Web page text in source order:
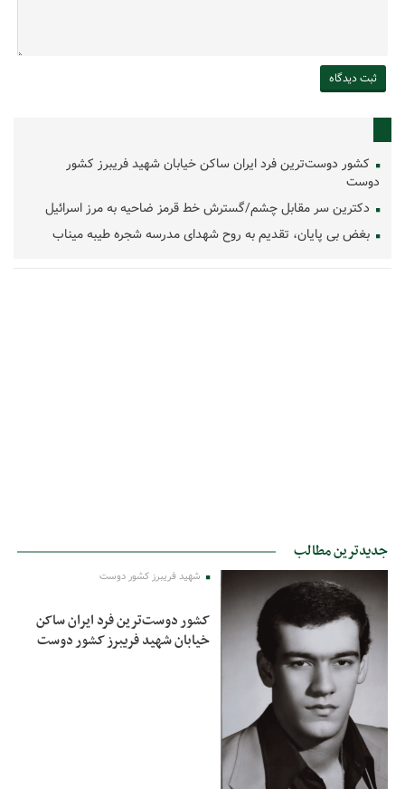
کشور دوست‌ترین فرد ایران ساکن خیابان شهید فریبرز کشور
دوست
دکترین سر مقابل چشم/گسترش خط قرمز ضاحیه به مرز اسرائیل
بغض بی پایان، تقدیم به روح شهدای مدرسه شجره طیبه میناب
جدیدترین مطالب
شهید فریبرز کشور دوست
کشور دوست‌ترین فرد ایران ساکن
خیابان شهید فریبرز کشور دوست